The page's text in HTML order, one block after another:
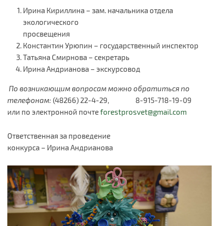
Ирина Кириллина – зам. начальника отдела
экологического
просвещения
Константин Урюпин – государственный инспектор
Татьяна Смирнова – секретарь
Ирина Андрианова – экскурсовод
По возникающим вопросам можно обратиться по
телефонам: (48266) 22-4-29, 8-915-718-19-09
или по электронной почтеforestprosvet@gmail.com
Ответственная за проведение
конкурса – Ирина Андрианова